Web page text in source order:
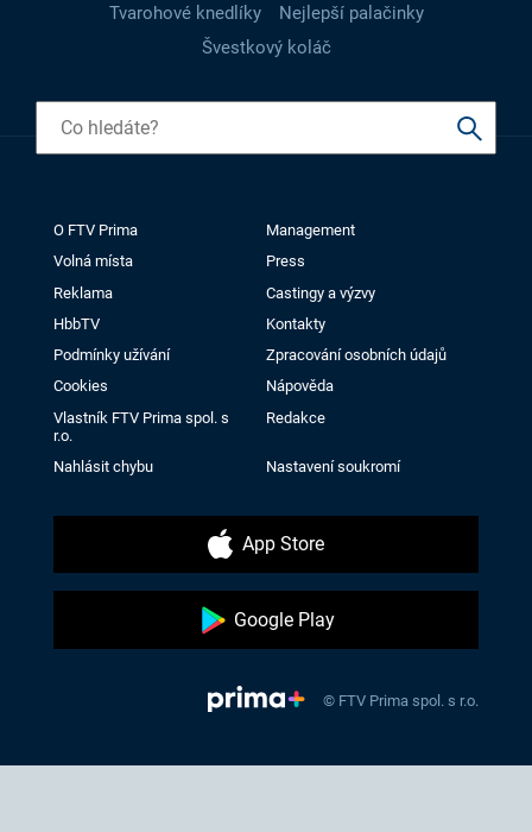
Tvarohové knedlíky
Nejlepší palačinky
Švestkový koláč
O FTV Prima
Management
Volná místa
Press
Reklama
Castingy a výzvy
HbbTV
Kontakty
Podmínky užívání
Zpracování osobních údajů
Cookies
Nápověda
Vlastník FTV Prima spol. s
r.o.
Redakce
Nahlásit chybu Nastavení soukromí
App Store
Google Play
© FTV Prima spol. s r.o.